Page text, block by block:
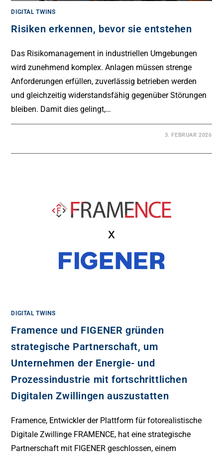
DIGITAL TWINS
Risiken erkennen, bevor sie entstehen
Das Risikomanagement in industriellen Umgebungen
wird zunehmend komplex. Anlagen müssen strenge
Anforderungen erfüllen, zuverlässig betrieben werden
und gleichzeitig widerstandsfähig gegenüber Störungen
bleiben. Damit dies gelingt,…
3. FEBRUAR 2026
DIGITAL TWINS
Framence und FIGENER gründen
strategische Partnerschaft, um
Unternehmen der Energie- und
Prozessindustrie mit fortschrittlichen
Digitalen Zwillingen auszustatten
Framence, Entwickler der Plattform für fotorealistische
Digitale Zwillinge FRAMENCE, hat eine strategische
Partnerschaft mit FIGENER geschlossen, einem